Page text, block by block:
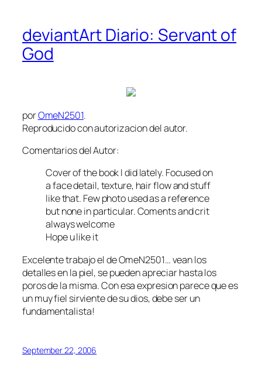
deviantArt Diario: Servant of
God
porOmeN2501.
Reproducido con autorizacion del autor.
Comentarios del Autor:
Cover of the book I did lately. Focused on
a face detail, texture, hair flow and stuff
like that. Few photo used as a reference
but none in particular. Coments and crit
always welcome
Hope u like it
Excelente trabajo el de OmeN2501… vean los
detalles en la piel, se pueden apreciar hasta los
poros de la misma. Con esa expresion parece que es
un muy fiel sirviente de su dios, debe ser un
fundamentalista!
September 22, 2006